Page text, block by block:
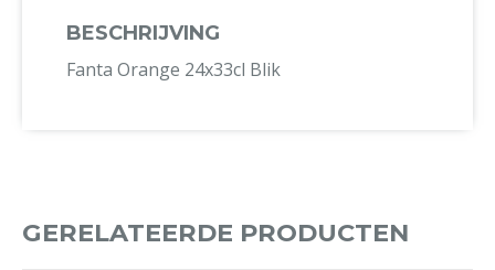
BESCHRIJVING
Fanta Orange 24x33cl Blik
GERELATEERDE PRODUCTEN